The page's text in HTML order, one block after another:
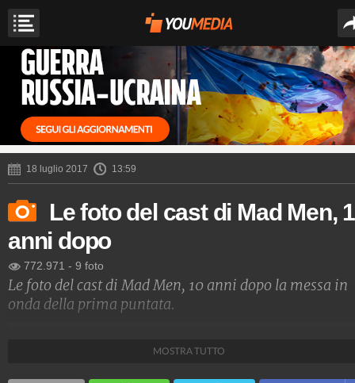
18 luglio 2017 13:59
Le foto del cast di Mad Men,
anni dopo
772.971 - 9 foto
Le foto del cast di Mad Men, 10 anni dopo la messa in
onda della prima puntata.
9.455 video-76.076 foto
MOSTRA TUTTO